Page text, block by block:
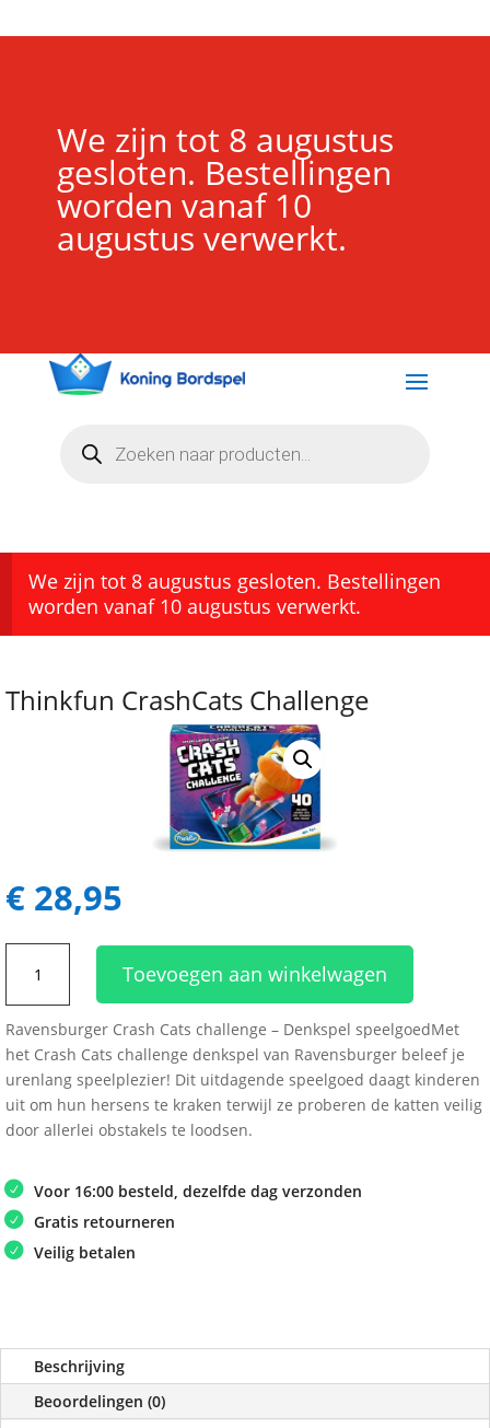
We zijn tot 8 augustus
gesloten. Bestellingen
worden vanaf 10
augustus verwerkt.
zoeken
We zijn tot 8 augustus gesloten. Bestellingen
worden vanaf 10 augustus verwerkt.
Thinkfun CrashCats Challenge
€ 28,95
CrashCats
Challenge
aantal
Toevoegen aan winkelwagen
Ravensburger Crash Cats challenge – Denkspel speelgoedMet
het Crash Cats challenge denkspel van Ravensburger beleef je
urenlang speelplezier! Dit uitdagende speelgoed daagt kinderen
uit om hun hersens te kraken terwijl ze proberen de katten veilig
door allerlei obstakels te loodsen.
Voor 16:00 besteld, dezelfde dag verzonden
Gratis retourneren
Veilig betalen
Beschrijving
Beoordelingen (0)